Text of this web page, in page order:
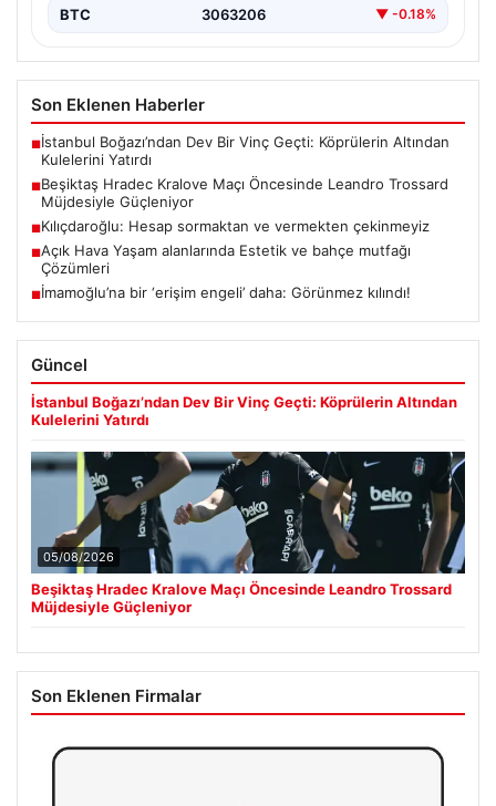
BTC 3063206 ▼ -0.18%
Son Eklenen Haberler
■İstanbul Boğazı’ndan Dev Bir Vinç Geçti: Köprülerin Altından
Kulelerini Yatırdı
■Beşiktaş Hradec Kralove Maçı Öncesinde Leandro Trossard
Müjdesiyle Güçleniyor
■Kılıçdaroğlu: Hesap sormaktan ve vermekten çekinmeyiz
■Açık Hava Yaşam alanlarında Estetik ve bahçe mutfağı
Çözümleri
■İmamoğlu’na bir ‘erişim engeli’ daha: Görünmez kılındı!
Güncel
İstanbul Boğazı’ndan Dev Bir Vinç Geçti: Köprülerin Altından
Kulelerini Yatırdı
05/08/2026
Beşiktaş Hradec Kralove Maçı Öncesinde Leandro Trossard
Müjdesiyle Güçleniyor
Son Eklenen Firmalar